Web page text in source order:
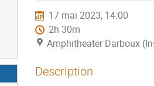
17 mai 2023, 14:00
2h 30m
Amphitheater Darboux
Description